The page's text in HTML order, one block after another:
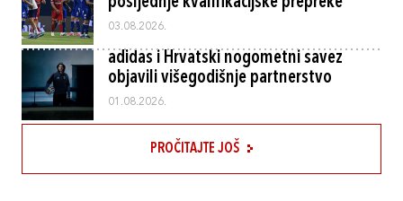
03.08.2026.
adidas i Hrvatski nogometni savez
objavili višegodišnje partnerstvo
01.08.2026.
PROČITAJTE JOŠ